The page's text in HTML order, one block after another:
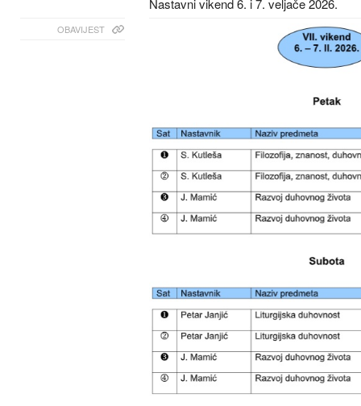
Nastavni vikend 6. i 7. veljače 2026.
OBAVIJEST